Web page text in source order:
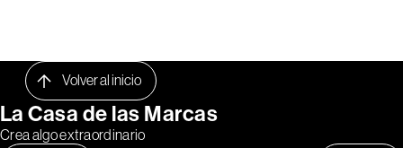
Volver al inicio
La Casa de las Marcas
Crea algo extraordinario